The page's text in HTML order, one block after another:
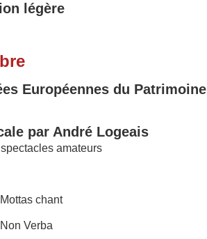
légère
Européennes du Patrimoine
par André Logeais
amateurs
chant
Verba